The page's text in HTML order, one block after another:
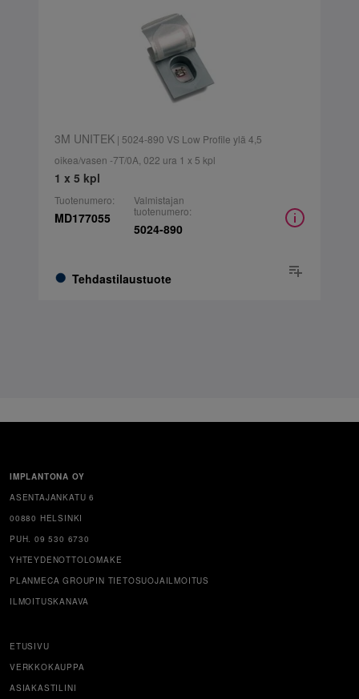
3M UNITEK| 5024-890 VS Low Profile ylä 4,5
oikea/vasen -7T/0A, 022 ura 1 x 5 kpl
1 x 5 kpl
Tuotenumero:
MD177055
Tehdastilaustuote
Valmistajan
tuotenumero:
5024-890
IMPLANTONA OY
ASENTAJANKATU 6
00880 HELSINKI
PUH. 09 530 6730
YHTEYDENOTTOLOMAKE
PLANMECA GROUPIN TIETOSUOJAILMOITUS
ILMOITUSKANAVA
ETUSIVU
VERKKOKAUPPA
ASIAKASTILINI